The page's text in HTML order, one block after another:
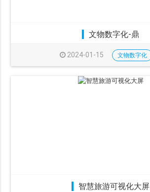
文物数字化-鼎
2024-01-15 文物数字化
智慧旅游可视化大屏